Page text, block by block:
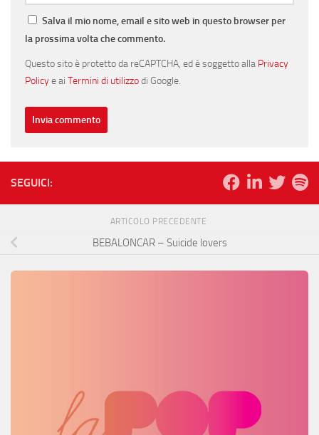
Salva il mio nome, email e sito web in questo browser per
la prossima volta che commento.
Questo sito è protetto da reCAPTCHA, ed è soggetto alla Privacy
Policye ai Termini di utilizzodi Google.
SEGUICI:
ARTICOLO PRECEDENTE
BEBALONCAR – Suicide lovers